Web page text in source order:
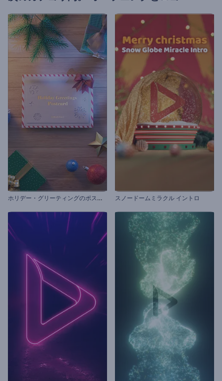
ホ
リデー・グリーティングのポストカード スノードームミラクル イントロ